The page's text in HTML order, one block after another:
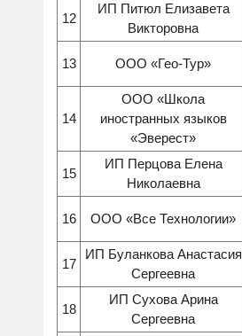
12
ИП Питюл Елизавета
Викторовна
13 ООО «Гео-Тур»
14
ООО «Школа
иностранных языков
«Эверест»
15
ИП Перцова Елена
Николаевна
16 ООО «Все Технологии»
17
ИП Буланкова Анастасия
Сергеевна
18
ИП Сухова Арина
Сергеевна